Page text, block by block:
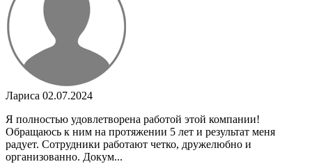
Лариса 02.07.2024
Я полностью удовлетворена работой этой компании!
Обращаюсь к ним на протяжении 5 лет и результат меня
радует. Сотрудники работают четко, дружелюбно и
организованно. Докум...